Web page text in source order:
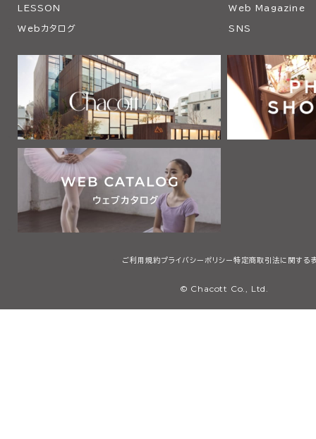
LESSON Web Magazine
Webカタログ SNS
ご利用規約プライバシーポリシー 特定商取引法に関する
© Chacott Co., Ltd.